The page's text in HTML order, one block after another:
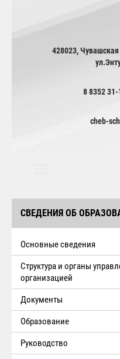
428023,
8 8352
cheb-
СВЕДЕНИЯ ОБ
Основные сведения
Структура и органы
организацией
Документы
Образование
Руководство